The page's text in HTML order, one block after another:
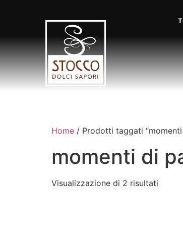
Home / Prodotti taggati “momenti
momenti di
Visualizzazione di 2 risultati